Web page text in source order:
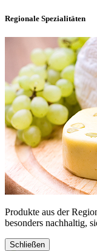
Regionale Spezialitäten
Produkte aus der
besonders nachhaltig,
Schließen